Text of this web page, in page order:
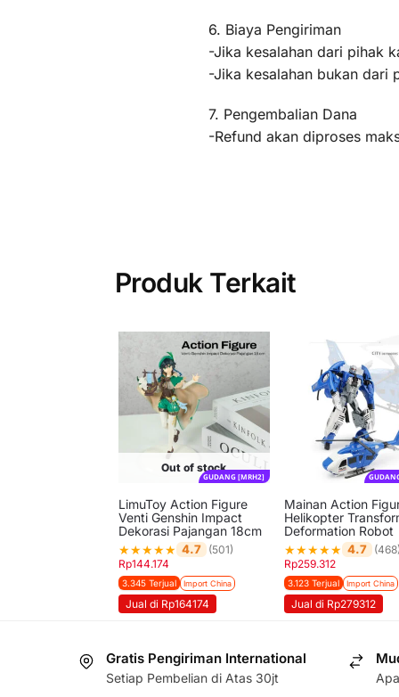
6. Biaya Pengiriman
-Jika kesalahan dari pihak
-Jika kesalahan bukan
7. Pengembalian Dana
-Refund akan diproses
Produk Terkait
Out of stock
GUDANG [MRH2]
LimuToy Action Figure
Venti Genshin Impact
Dekorasi Pajangan 18cm
★★★★★ 4.7
(501)
Rp144.174
3.345 Terjual Import China
Jual di Rp164174
Mainan Action
Helikopter
Deformation Robot
★★★★★ 4.7
Rp259.312
3.123 Terjual Import China
Jual di Rp279312
Gratis Pengiriman International
Setiap Pembelian di Atas 30jt